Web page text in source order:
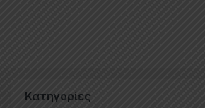
Κατηγορίες